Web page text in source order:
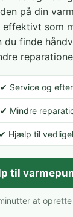
på din
effektivt som
du finde
✔ Service og
✔ Mindre
✔ Hjælp til
til
at